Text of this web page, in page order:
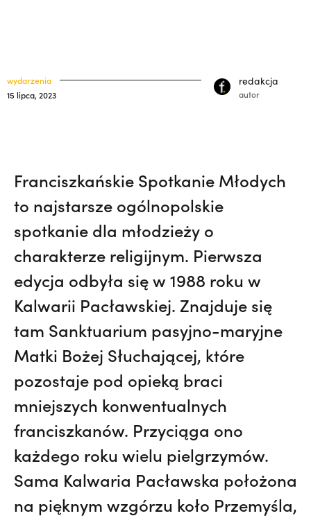
ochrona małoletnich
wydarzenia
15 lipca, 2023
redakcja
autor
Franciszkańskie Spotkanie Młodych
to najstarsze ogólnopolskie
spotkanie dla młodzieży o
charakterze religijnym. Pierwsza
edycja odbyła się w 1988 roku w
Kalwarii Pacławskiej. Znajduje się
tam Sanktuarium pasyjno-maryjne
Matki Bożej Słuchającej, które
pozostaje pod opieką braci
mniejszych konwentualnych
franciszkanów. Przyciąga ono
każdego roku wielu pielgrzymów.
Sama Kalwaria Pacławska położona
na pięknym wzgórzu koło Przemyśla,